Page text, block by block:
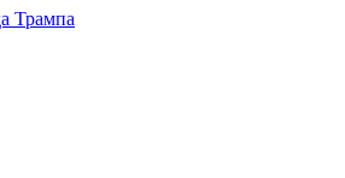
Трампа